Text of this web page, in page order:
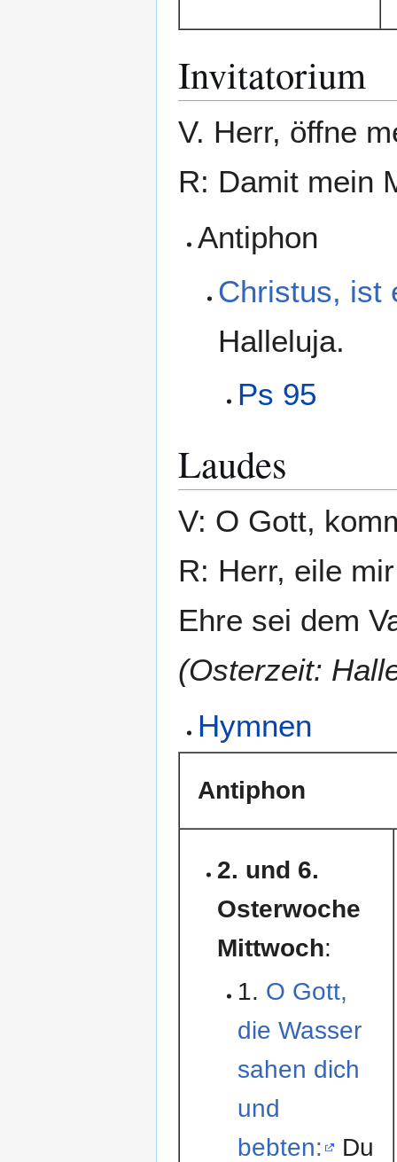
Invitatorium
V. Herr, öffne
R: Damit mein
Antiphon
Christus, ist
Halleluja.
Ps 95
Laudes
V: O Gott,
R: Herr, eile
Ehre sei dem
(Osterzeit:
Hymnen
Antiphon
2. und 6.
Osterwoche
Mittwoch:
1. O Gott,
die Wasser
sahen dich
und
bebten:
Du